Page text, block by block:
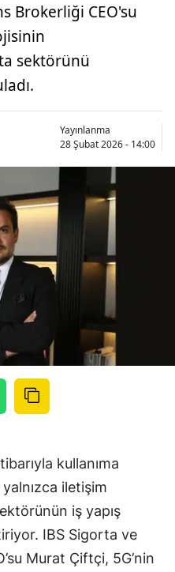
Artvin
Aydın
Bilecik
Bingöl
Bitlis
Bolu
Burdur
Bursa
Çankırı
Çorum
Edirne
Elazığ
Erzincan
Erzurum
Brokerliği CEO'su
sektörünü
Yayınlanma
28 Şubat 2026 - 14:00
kullanıma
iletişim
iş yapış
IBS Sigorta ve
Murat Çiftçi, 5G’nin